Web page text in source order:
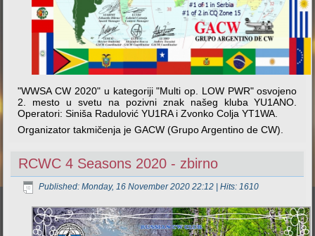
"WWSA CW 2020" u kategoriji "Multi op. LOW PWR" osvojeno
2. mesto u svetu na pozivni znak našeg kluba YU1ANO.
Operatori: Siniša Radulović YU1RA i Zvonko Colja YT1WA.
Organizator takmičenja je GACW (Grupo Argentino de CW).
RCWC 4 Seasons 2020 - zbirno
Published: Monday, 16 November 2020 22:12 | Hits: 1610